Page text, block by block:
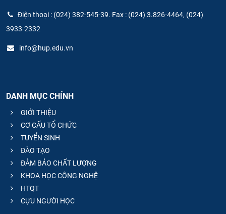
Điện thoại : (024) 382-545-39. Fax : (024) 3.826-4464, (024)
3933-2332
info@hup.edu.vn
DANH MỤC CHÍNH
GIỚI THIỆU
CƠ CẤU TỔ CHỨC
TUYỂN SINH
ĐÀO TẠO
ĐẢM BẢO CHẤT LƯỢNG
KHOA HỌC CÔNG NGHỆ
HTQT
CỰU NGƯỜI HỌC